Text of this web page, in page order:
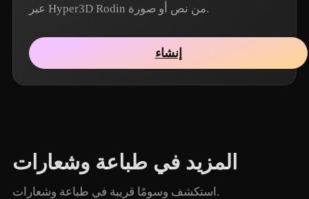
عبر Hyper3D Rodin من نص أو صورة.
إنشاء
المزيد في طباعة وشعارات
استكشف وسومًا قريبة في طباعة وشعارات.